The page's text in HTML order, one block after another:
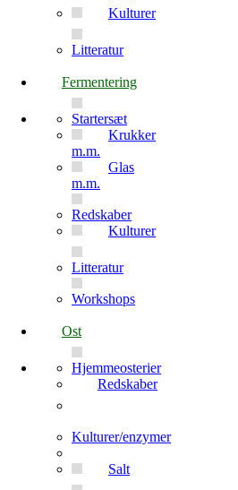
Kulturer
Litteratur
Fermentering
Startersæt
Krukker
m.m.
Glas
m.m.
Redskaber
Kulturer
Litteratur
Workshops
Ost
Hjemmeosterier
Redskaber
Kulturer/enzymer
Salt